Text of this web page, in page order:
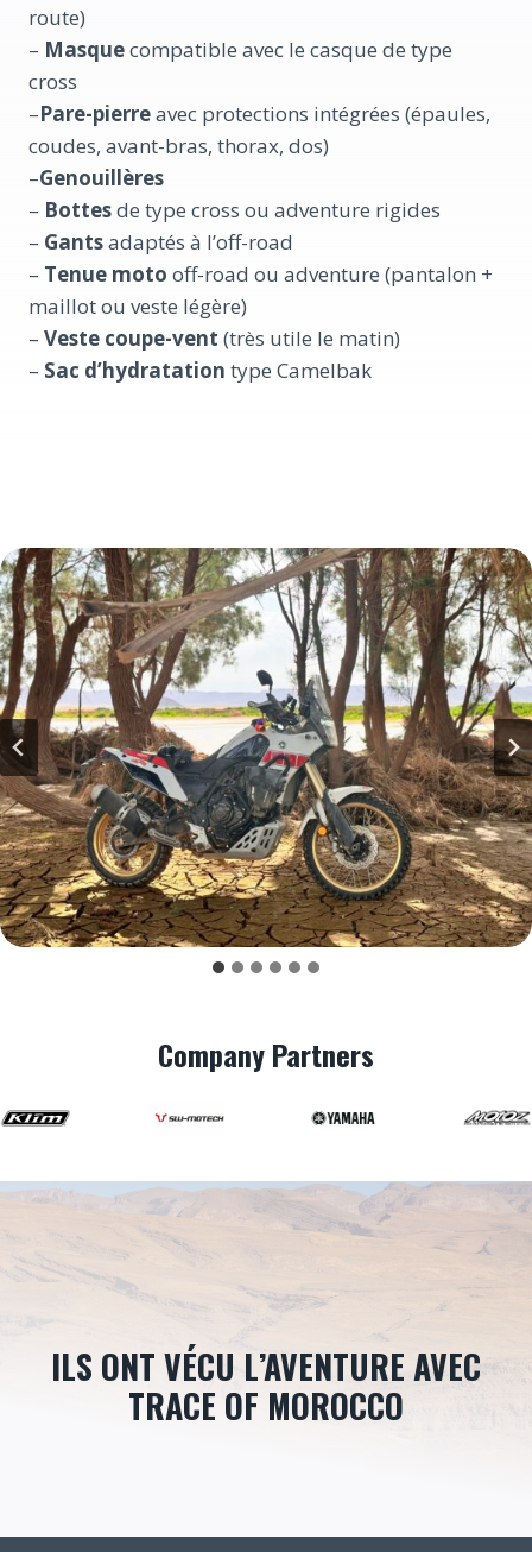
route)
– Masquecompatible avec le casque de type
cross
–Pare-pierreavec protections intégrées (épaules,
coudes, avant-bras, thorax, dos)
–Genouillères
– Bottesde type cross ou adventure rigides
– Gantsadaptés à l’off-road
– Tenue moto off-road ou adventure (pantalon +
maillot ou veste légère)
– Veste coupe-vent (très utile le matin)
– Sac d’hydratation type Camelbak
Company Partners
ILS ONT VÉCU L’AVENTURE AVEC
TRACE OF MOROCCO